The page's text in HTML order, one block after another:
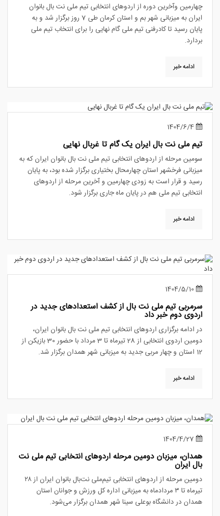
چهارمین وآخرین دوره از اردوهای انتخابی تیم ملی نت بال بانوان
ایران به میزبانی شهر بم و استان کرمان طی 7 روز برگزار شد و به
پایان رسید تا کادرفنی تیم ملی گام نهایی را برای انتخاب تیم ملی
بردارد.
ادامه خبر
تیم ملی نت بال ایران یک گام تا غربال نهایی
سومین مرحله از اردوهای انتخابی تیم ملی نت بال بانوان ایران که به
میزبانی فرخشهر استان چهارمحال بختیاری برگزار شده بود، به پایان
رسید و قرار است به زودی چهارمین و آخرین مرحله از اردوهای
انتخابی تیم ملی هم در پایان ماه جاری برگزار شود.
ادامه خبر
سرمربی تیم ملی نت بال از کشف استعدادهای جدید در
اردوی دوم خبر داد
در ادامه برگزاری اردوهای انتخابی تیم ملی نت بال بانوان ایران،
دومین اردوی انتخابی از 28 تیرماه تا 3 مرداد با حضور 30 بازیکن از
12 استان و چهار مربی جدید به میزبانی شهر همدان برگزار شد.
ادامه خبر
همدان، میزبان دومین مرحله اردوهای انتخابی تیم ملی نت
بال ایران
دومین مرحله از اردوهای انتخابی تیم‌ملی نت‌بال بانوان ایران از ۲۸
تیرماه تا ۳ مردادماه به میزبانی اداره‌ کل ورزش و جوانان استان
همدان در دانشگاه بوعلی سینا شهر همدان برگزار می‌شود.